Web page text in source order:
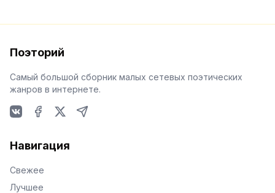
Поэторий
Самый большой сборник малых сетевых поэтических
жанров в интернете.
Навигация
Свежее
Лучшее